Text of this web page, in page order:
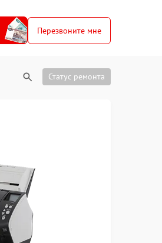
Перезвоните мне
Статус ремонта